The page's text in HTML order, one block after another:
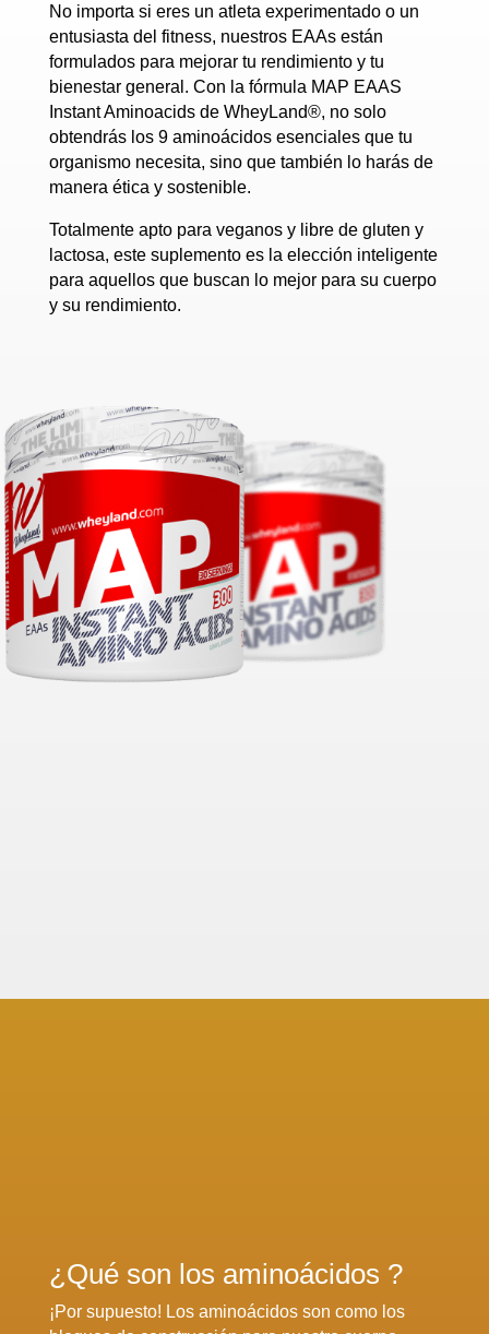
No importa si eres un atleta experimentado o un
entusiasta del fitness, nuestros EAAs están
formulados para mejorar tu rendimiento y tu
bienestar general. Con la fórmula MAP EAAS
Instant Aminoacids de WheyLand®, no solo
obtendrás los 9 aminoácidos esenciales que tu
organismo necesita, sino que también lo harás de
manera ética y sostenible.
Totalmente apto para veganos y libre de gluten y
lactosa, este suplemento es la elección inteligente
para aquellos que buscan lo mejor para su cuerpo
y su rendimiento.
¿Qué son los aminoácidos ?
¡Por supuesto! Los aminoácidos son como los